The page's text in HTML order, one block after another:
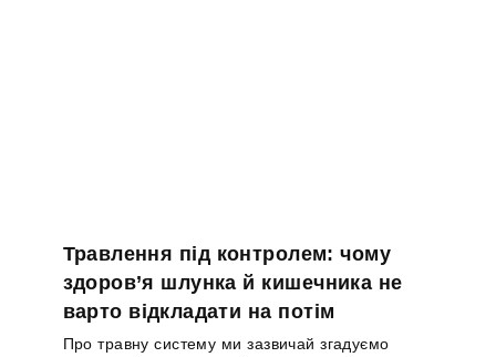
Травлення під контролем: чому
здоров’я шлунка й кишечника не
варто відкладати на потім
Про травну систему ми зазвичай згадуємо